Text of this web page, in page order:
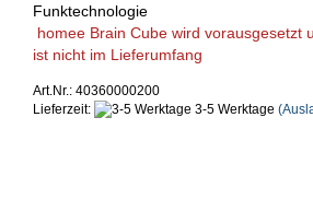
Funktechnologie
homee Brain Cube wird vorausgesetzt
ist nicht im Lieferumfang
Art.Nr.: 40360000200
Lieferzeit:
3-5 Werktage